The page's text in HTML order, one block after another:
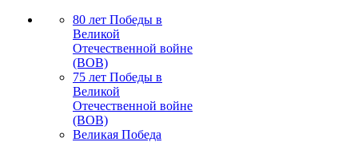
80 лет Победы в
Великой
Отечественной войне
(ВОВ)
75 лет Победы в
Великой
Отечественной войне
(ВОВ)
Великая Победа